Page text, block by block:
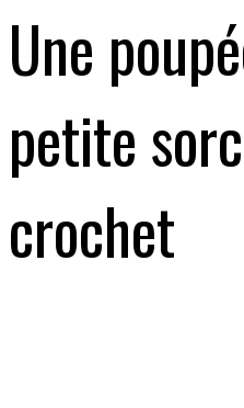
Une
petite
crochet